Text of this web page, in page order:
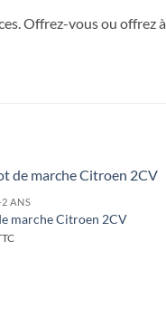
Offrez-vous ou offrez à
à la liste
2 ANS
marche Citroen 2CV